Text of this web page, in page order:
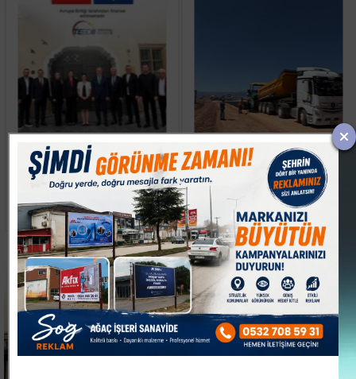
İMOSAB OSB'DE 19
KİLOMETRELİK SICAK
ASFALT ÇALIŞMASI
BAŞLADI
İstanbul Boğazı Yoğun
Sis Nedeniyle Gemi
Trafiğine Kapatıldı